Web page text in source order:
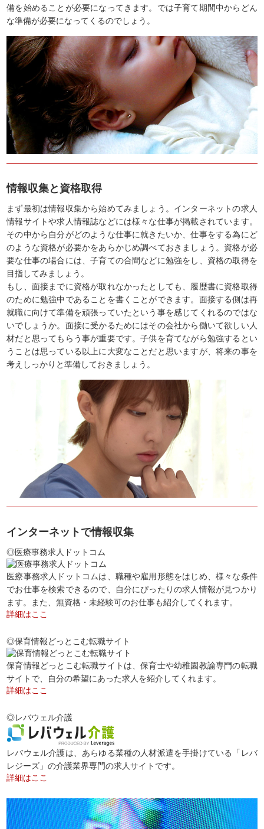
備を始めることが必要になってきます。では子育て期間中からどん
な準備が必要になってくるのでしょう。
情報収集と資格取得
まず最初は情報収集から始めてみましょう。インターネットの求人
情報サイトや求人情報誌などには様々な仕事が掲載されています。
その中から自分がどのような仕事に就きたいか、仕事をする為にど
のような資格が必要かをあらかじめ調べておきましょう。資格が必
要な仕事の場合には、子育ての合間などに勉強をし、資格の取得を
目指してみましょう。
もし、面接までに資格が取れなかったとしても、履歴書に資格取得
のために勉強中であることを書くことができます。面接する側は再
就職に向けて準備を頑張っていたという事を感じてくれるのではな
いでしょうか。面接に受かるためにはその会社から働いて欲しい人
材だと思ってもらう事が重要です。子供を育てながら勉強するとい
うことは思っている以上に大変なことだと思いますが、将来の事を
考えしっかりと準備しておきましょう。
インターネットで情報収集
◎医療事務求人ドットコム
医療事務求人ドットコムは、職種や雇用形態をはじめ、様々な条件
でお仕事を検索できるので、自分にぴったりの求人情報が見つかり
ます。また、無資格・未経験可のお仕事も紹介してくれます。
詳細はここ
◎保育情報どっとこむ転職サイト
保育情報どっとこむ転職サイトは、保育士や幼稚園教諭専門の転職
サイトで、自分の希望にあった求人を紹介してくれます。
詳細はここ
◎レバウェル介護
レバウェル介護は、あらゆる業種の人材派遣を手掛けている「レバ
レジーズ」の介護業界専門の求人サイトです。
詳細はここ